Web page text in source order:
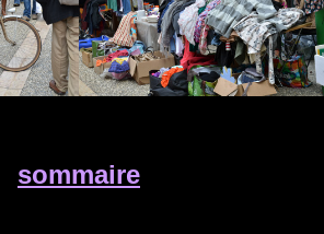
sommaire